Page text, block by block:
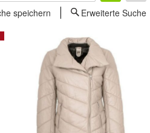
speichern
Erweiterte Suche